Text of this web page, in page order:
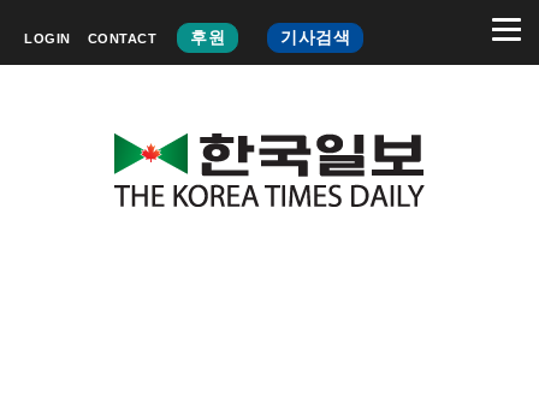
LOGIN CONTACT 후원 기사검색